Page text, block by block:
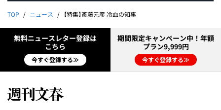
TOP ニュース 【特集】斎藤元彦 冷血の知事
無料ニュースレター登録は
こちら
今すぐ登録する≫
期間限定キャンペーン中！年額
プラン9,999円
今すぐ登録する≫